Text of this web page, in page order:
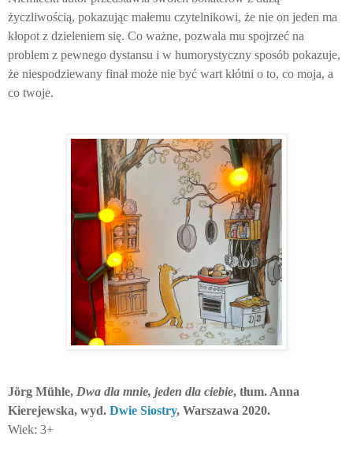
życzliwością, pokazując małemu czytelnikowi, że nie on jeden ma
kłopot z dzieleniem się. Co ważne, pozwala mu spojrzeć na
problem z pewnego dystansu i w humorystyczny sposób pokazuje,
że niespodziewany finał może nie być wart kłótni o to, co moja, a
co twoje.
Jörg Mühle, Dwa dla mnie, jeden dla ciebie, tłum. Anna
Kierejewska, wyd. Dwie Siostry, Warszawa 2020.
Wiek: 3+